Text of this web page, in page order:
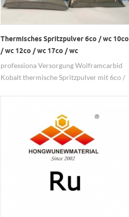
Thermisches Spritzpulver 6co / wc 10co
/ wc 12co / wc 17co / wc
professiona Versorgung Wolframcarbid
Kobalt thermische Spritzpulver mit 6co /